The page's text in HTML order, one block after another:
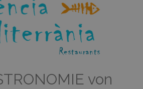
von